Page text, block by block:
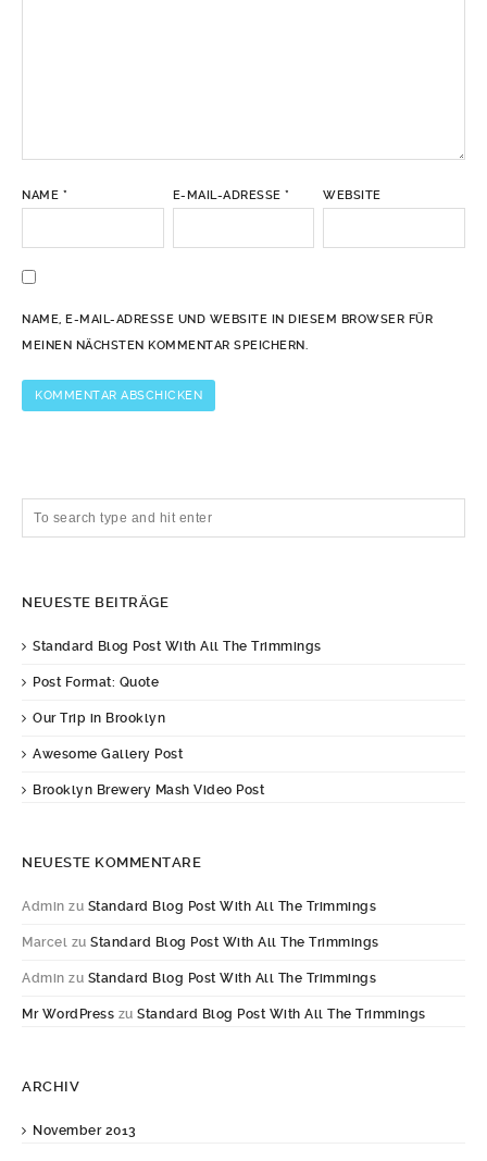
NAME * E-MAIL-ADRESSE* WEBSITE
NAME, E-MAIL-ADRESSE UND WEBSITE IN DIESEM BROWSER FÜR
MEINEN NÄCHSTEN KOMMENTAR SPEICHERN.
NEUESTE BEITRÄGE
Standard Blog Post With All The Trimmings
Post Format: Quote
Our Trip in Brooklyn
Awesome Gallery Post
Brooklyn Brewery Mash Video Post
NEUESTE KOMMENTARE
Admin zu Standard Blog Post With All The Trimmings
Marcel zu Standard Blog Post With All The Trimmings
Admin zu Standard Blog Post With All The Trimmings
Mr WordPress zu Standard Blog Post With All The Trimmings
ARCHIV
November 2013